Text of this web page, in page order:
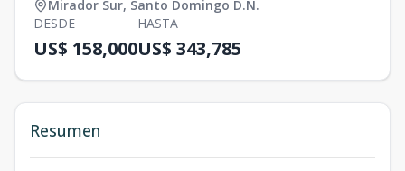
Mirador Sur, Santo Domingo D.N.
DESDE
US$ 158,000
HASTA
US$ 343,785
Resumen